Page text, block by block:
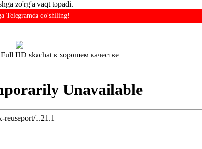
zo'rg'a vaqt topadi.
Telegramda qo'shiling!
HD skachat в хорошем качестве